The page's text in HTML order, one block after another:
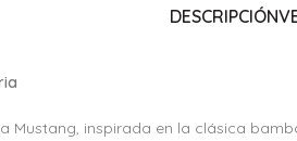
DESCRIPCIÓN
Mustang, inspirada en la clásica